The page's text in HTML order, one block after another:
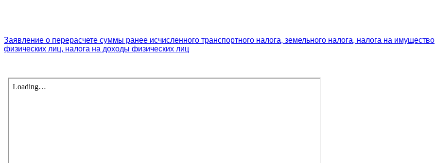
Заявление о перерасчете суммы ранее исчисленного транспортного налога, земельного налога, налога на имущество
физических лиц, налога на доходы физических лиц